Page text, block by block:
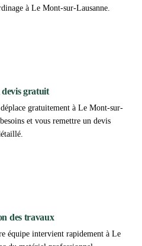
à Le Mont-sur-Lausanne.
devis gratuit
gratuitement à Le Mont-sur-
et vous remettre un devis
des travaux
équipe intervient rapidement à Le